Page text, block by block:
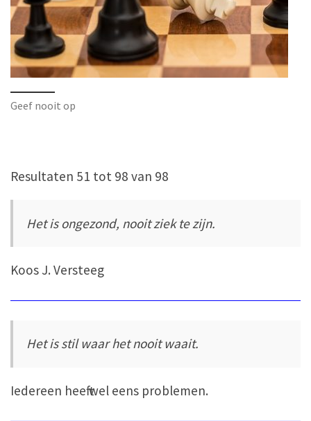
Geef nooit op
Resultaten 51 tot 98 van 98
Het is ongezond, nooit ziek te zijn.
Koos J. Versteeg
Het is stil waar het nooit waait.
Iedereen heeft wel eens problemen.